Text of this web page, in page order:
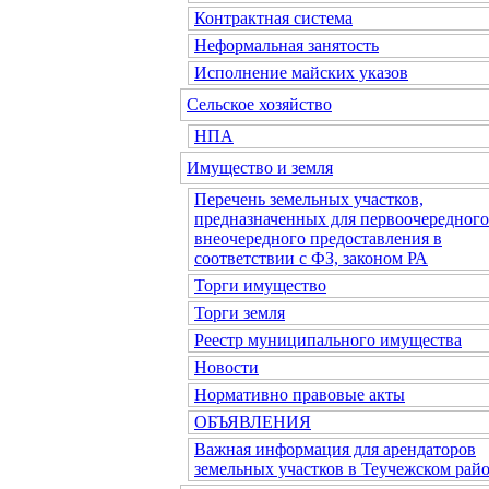
Контрактная система
Неформальная занятость
Исполнение майских указов
Сельское хозяйство
НПА
Имущество и земля
Перечень земельных участков,
предназначенных для
внеочередного предоставления в
соответствии с ФЗ, законом РА
Торги имущество
Торги земля
Реестр муниципального имущества
Новости
Нормативно правовые акты
ОБЪЯВЛЕНИЯ
Важная информация для арендаторов
земельных участков в Теучежском